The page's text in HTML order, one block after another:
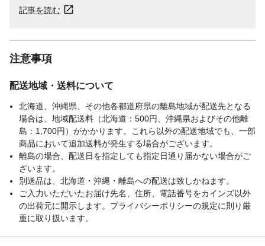
記事を読む
注意事項
配送地域・送料について
北海道、沖縄県、その他各都道府県の離島地域が配送先となる
場合は、地域配送料（北海道：500円、沖縄県およびその他離
島：1,700円）がかかります。これら以外の配送地域でも、一部
商品において追加送料が発生する場合がございます。
離島の場合、配送日を指定しても指定日通り届かない場合がご
ざいます。
別送品は、北海道・沖縄・離島への配送は致しかねます。
ご入力いただいたお届け先名、住所、電話番号をカインズ以外
の出荷元に開示します。プライバシーポリシーの規定に則り厳
重に取り扱います。